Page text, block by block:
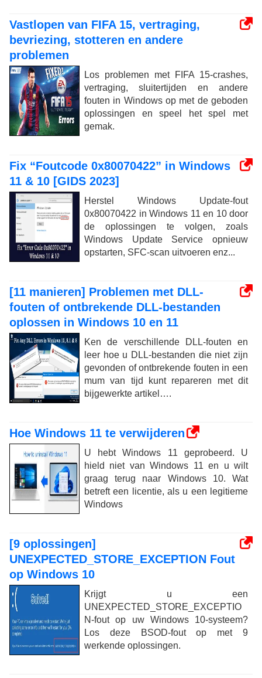
Vastlopen van FIFA 15, vertraging,
bevriezing, stotteren en andere
problemen
Los problemen met FIFA 15-crashes,
vertraging, sluitertijden en andere
fouten in Windows op met de geboden
oplossingen en speel het spel met
gemak.
Fix “Foutcode 0x80070422” in Windows
11 & 10 [GIDS 2023]
Herstel Windows Update-fout
0x80070422 in Windows 11 en 10 door
de oplossingen te volgen, zoals
Windows Update Service opnieuw
opstarten, SFC-scan uitvoeren enz...
[11 manieren] Problemen met DLL-
fouten of ontbrekende DLL-bestanden
oplossen in Windows 10 en 11
Ken de verschillende DLL-fouten en
leer hoe u DLL-bestanden die niet zijn
gevonden of ontbrekende fouten in een
mum van tijd kunt repareren met dit
bijgewerkte artikel….
Hoe Windows 11 te verwijderen
U hebt Windows 11 geprobeerd. U
hield niet van Windows 11 en u wilt
graag terug naar Windows 10. Wat
betreft een licentie, als u een legitieme
Windows
[9 oplossingen]
UNEXPECTED_STORE_EXCEPTION Fout
op Windows 10
Krijgt u een
UNEXPECTED_STORE_EXCEPTIO
N-fout op uw Windows 10-systeem?
Los deze BSOD-fout op met 9
werkende oplossingen.